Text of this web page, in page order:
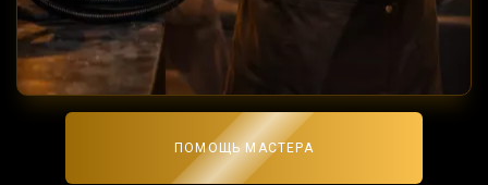
ПОМОЩЬ МАСТЕРА